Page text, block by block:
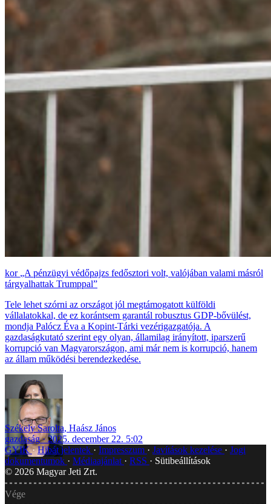
„A pénzügyi védőpajzs fedősztori volt, valójában valami másról
tárgyalhattak Trumppal”
Tele lehet szórni az országot jól megtámogatott külföldi
vállalatokkal, de ez korántsem garantál robusztus GDP-bővülést,
mondja Palócz Éva a Kopint-Tárki vezérigazgatója. A
gazdaságkutató szerint egy olyan, államilag irányított, iparszerű
korrupció van Magyarországon, ami már nem is korrupció, hanem
az állam működési berendezkedése.
Székely Sarolta, Haász János
gazdaság
2025. december 22. 5:02
GYIK Hibát jelentek Impresszum Javítások kezelése
Jogi
dokumentumok
Médiaajánlat RSS
Sütibeállítások
© 2026 Magyar Jeti Zrt.
Vége